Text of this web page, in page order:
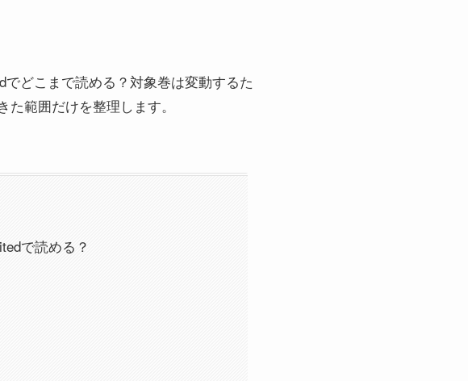
どこまで読める？対象巻は変動するた
範囲だけを整理します。
で読める？